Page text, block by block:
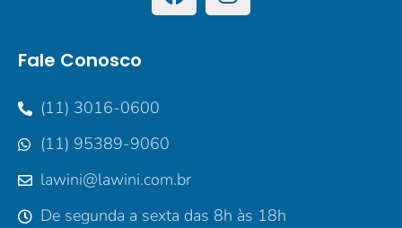
Fale Conosco
(11) 3016-0600
(11) 95389-9060
lawini@lawini.com.br
De segunda a sexta das 8h às 18h